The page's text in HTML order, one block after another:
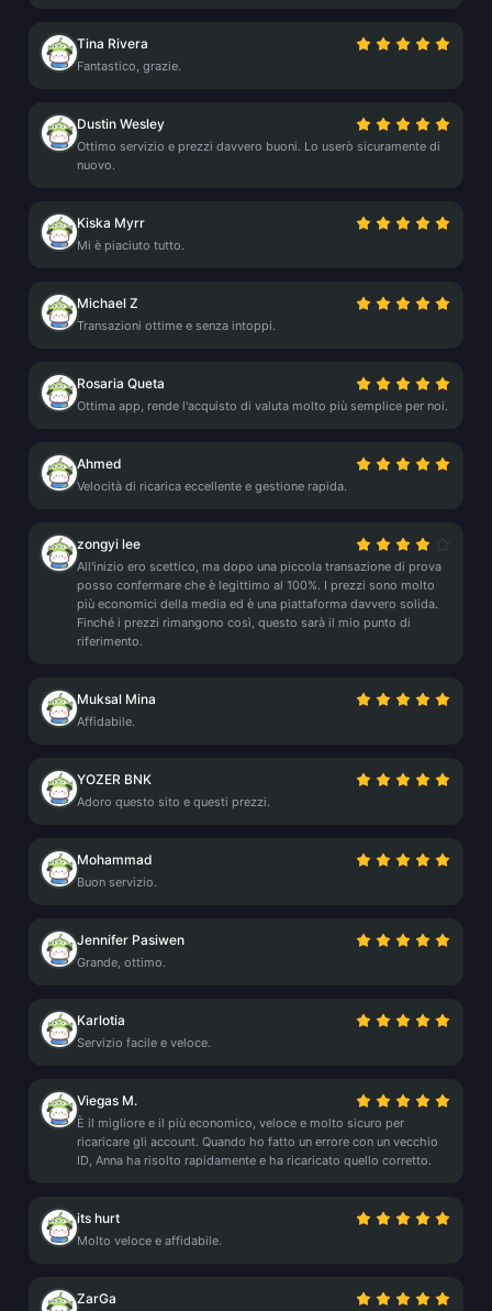
Tina Rivera
Fantastico, grazie.
Dustin Wesley
Ottimo servizio e prezzi davvero buoni. Lo userò sicuramente di
nuovo.
Kiska Myrr
Mi è piaciuto tutto.
Michael Z
Transazioni ottime e senza intoppi.
Rosaria Queta
Ottima app, rende l'acquisto di valuta molto più semplice per noi.
Ahmed
Velocità di ricarica eccellente e gestione rapida.
zongyi lee
All'inizio ero scettico, ma dopo una piccola transazione di prova
posso confermare che è legittimo al 100%. I prezzi sono molto
più economici della media ed è una piattaforma davvero solida.
Finché i prezzi rimangono così, questo sarà il mio punto di
riferimento.
Muksal Mina
Affidabile.
YOZER BNK
Adoro questo sito e questi prezzi.
Mohammad
Buon servizio.
Jennifer Pasiwen
Grande, ottimo.
Karlotia
Servizio facile e veloce.
Viegas M.
È il migliore e il più economico, veloce e molto sicuro per
ricaricare gli account. Quando ho fatto un errore con un vecchio
ID, Anna ha risolto rapidamente e ha ricaricato quello corretto.
its hurt
Molto veloce e affidabile.
ZarGa